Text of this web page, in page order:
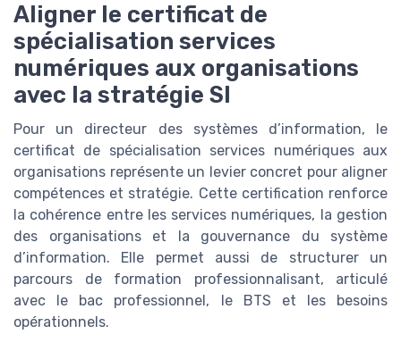
Aligner le certificat de
spécialisation services
numériques aux organisations
avec la stratégie SI
Pour un directeur des systèmes d’information, le
certificat de spécialisation services numériques aux
organisations représente un levier concret pour aligner
compétences et stratégie. Cette certification renforce
la cohérence entre les services numériques, la gestion
des organisations et la gouvernance du système
d’information. Elle permet aussi de structurer un
parcours de formation professionnalisant, articulé
avec le bac professionnel, le BTS et les besoins
opérationnels.